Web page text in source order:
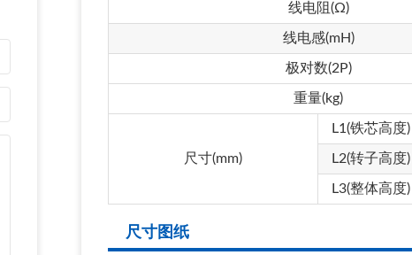
线电阻(Ω)
线电感(mH)
极对数(2P)
重量(kg)
尺寸(mm)
L1(铁芯高度)
L2(转子高度)
L3(整体高度)
尺寸图纸